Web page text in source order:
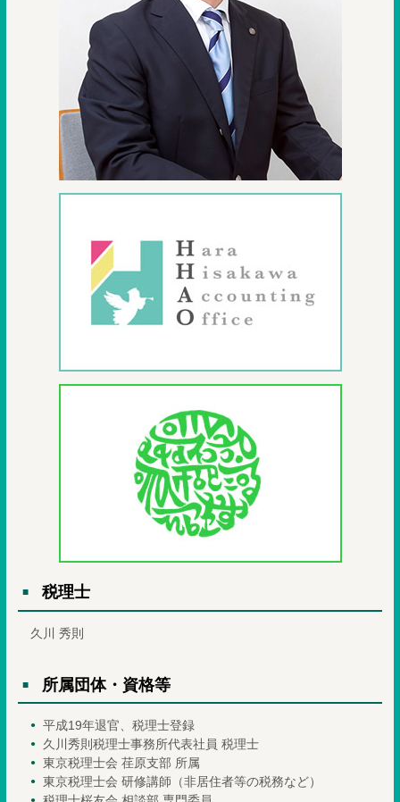
税理士
久川 秀則
所属団体・資格等
平成19年退官、税理士登録
久川秀則税理士事務所代表社員 税理士
東京税理士会 荏原支部 所属
東京税理士会 研修講師（非居住者等の税務など）